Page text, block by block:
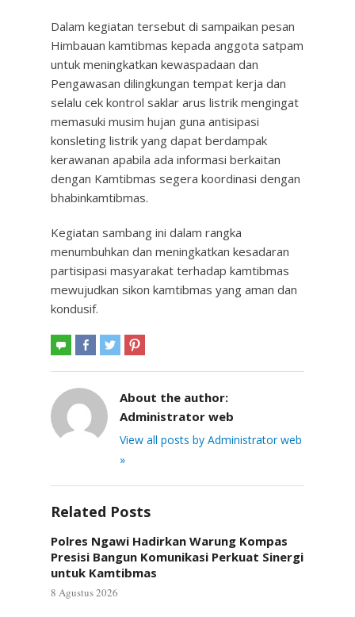
Dalam kegiatan tersebut di sampaikan pesan
Himbauan kamtibmas kepada anggota satpam
untuk meningkatkan kewaspadaan dan
Pengawasan dilingkungan tempat kerja dan
selalu cek kontrol saklar arus listrik mengingat
memasuki musim hujan guna antisipasi
konsleting listrik yang dapat berdampak
kerawanan apabila ada informasi berkaitan
dengan Kamtibmas segera koordinasi dengan
bhabinkamtibmas.
Kegiatan sambang ini dalam rangka
menumbuhkan dan meningkatkan kesadaran
partisipasi masyarakat terhadap kamtibmas
mewujudkan sikon kamtibmas yang aman dan
kondusif.
About the author:
Administrator web
View all posts by Administrator web
»
Related Posts
Polres Ngawi Hadirkan Warung Kompas
Presisi Bangun Komunikasi Perkuat Sinergi
untuk Kamtibmas
8 Agustus 2026